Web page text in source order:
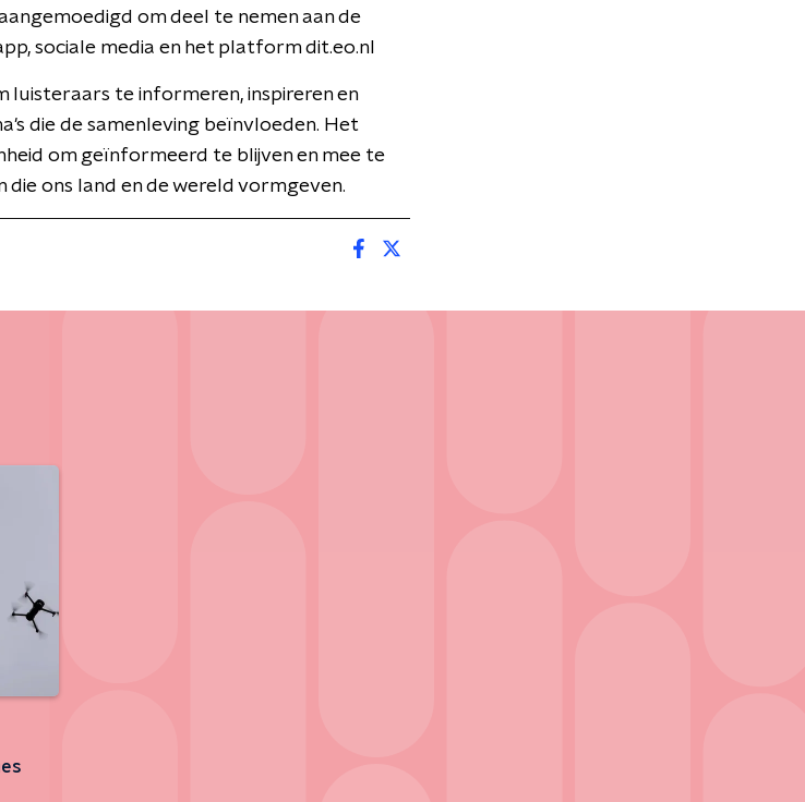
om deel te nemen aan de
sociale media en het platform dit.eo.nl
luisteraars te informeren, inspireren en
die de samenleving beïnvloeden. Het
om geïnformeerd te blijven en mee te
ons land en de wereld vormgeven.